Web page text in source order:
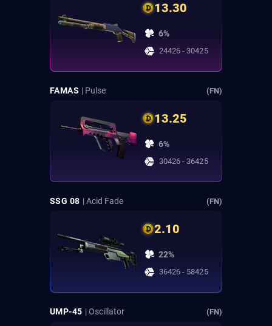
13.30
6%
24426 - 30425
FAMAS | Pulse (FN)
13.25
6%
30426 - 36425
SSG 08 | Acid Fade (FN)
2.10
22%
36426 - 58425
UMP-45 | Oscillator (FN)